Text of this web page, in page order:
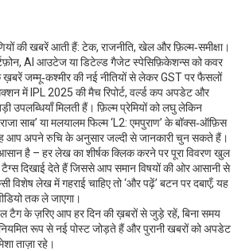
की खबरें आती हैं: टेक, राजनीति, खेल और फ़िल्म‑समीक्षा।
AI आउटेज या डिटेल्ड गैजेट स्पेसिफ़िकेशन्स को कवर
ख़बरें जम्मू‑कश्मीर की नई नीतियों से लेकर GST पर फैसलों
में IPL 2025 की मैच रिपोर्ट, वर्ल्ड कप अपडेट और
उपलब्धियाँ मिलती हैं। फ़िल्म प्रेमियों को लघु लेकिन
साब’ या मलयालम फिल्म ‘L2: एमपुराण’ के बॉक्स‑ऑफ़िस
आप अपने रुचि के अनुसार जल्दी से जानकारी चुन सकते हैं।
है – हर लेख का शीर्षक क्लिक करने पर पूरा विवरण खुल
दिखाई देते हैं जिससे आप समान विषयों की ओर आसानी से
लेख में गहराई चाहिए तो ‘और पढ़ें’ बटन पर दबाएँ; यह
तक ले जाएगा।
टैग के ज़रिए आप हर दिन की ख़बरों से जुड़े रहें, बिना समय
रूप से नई पोस्ट जोड़ते हैं और पुरानी खबरों को अपडेट
ताज़ा रहे।